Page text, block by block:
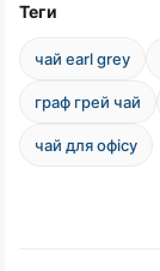
Теги
чай earl grey
граф грей чай
чай для офісу